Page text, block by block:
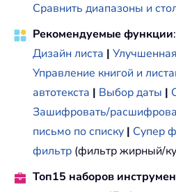
Сравнить диапазоны и
Рекомендуемые функции:
Дизайн листа |
Управление книгой и
автотекста | Выбор даты |
Зашифровать/
письмо по списку | Супер
фильтр (фильтр жирный/
Топ15 наборов